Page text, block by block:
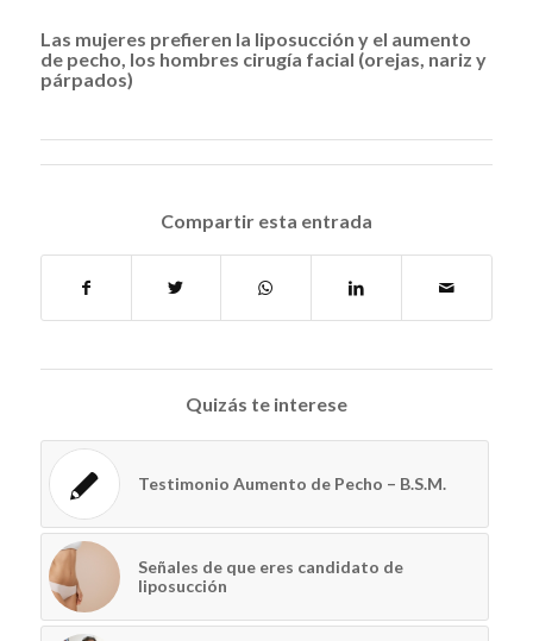
Las mujeres prefieren la liposucción y el aumento
de pecho, los hombres cirugía facial (orejas, nariz y
párpados)
Compartir esta entrada
Quizás te interese
Testimonio Aumento de Pecho – B.S.M.
Señales de que eres candidato de
liposucción